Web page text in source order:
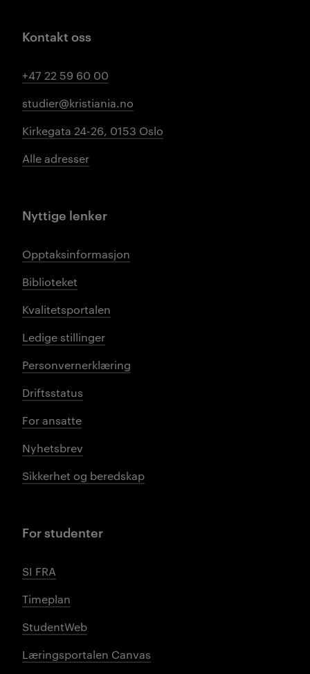
Kontakt oss
+47 22 59 60 00
studier@kristiania.no
Kirkegata 24-26, 0153 Oslo
Alle adresser
Nyttige lenker
Opptaksinformasjon
Biblioteket
Kvalitetsportalen
Ledige stillinger
Personvernerklæring
Driftsstatus
For ansatte
Nyhetsbrev
Sikkerhet og beredskap
For studenter
SI FRA
Timeplan
StudentWeb
Læringsportalen Canvas